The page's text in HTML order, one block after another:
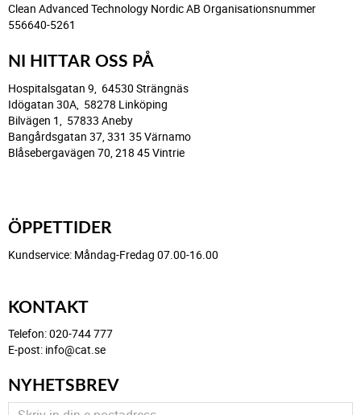
Clean Advanced Technology Nordic AB Organisationsnummer
556640-5261
NI HITTAR OSS PÅ
Hospitalsgatan 9, 64530 Strängnäs
Idögatan 30A, 58278 Linköping
Bilvägen 1, 57833 Aneby
Bangårdsgatan 37, 331 35 Värnamo
Blåsebergavägen 70, 218 45 Vintrie
ÖPPETTIDER
Kundservice: Måndag-Fredag 07.00-16.00
KONTAKT
Telefon: 020-744 777
E-post: info@cat.se
NYHETSBREV